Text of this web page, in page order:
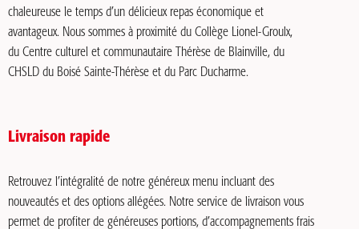
chaleureuse le temps d’un délicieux repas économique et
avantageux. Nous sommes à proximité du Collège Lionel-Groulx,
du Centre culturel et communautaire Thérèse de Blainville, du
CHSLD du Boisé Sainte-Thérèse et du Parc Ducharme.
Livraison rapide
Retrouvez l’intégralité de notre généreux menu incluant des
nouveautés et des options allégées. Notre service de livraison vous
permet de profiter de généreuses portions, d’accompagnements frais